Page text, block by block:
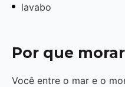
lavabo
Por que
Você entre o mar e o